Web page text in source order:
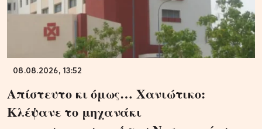
08.08.2026, 13:52
Απίστευτο κι όμως… Χανιώτικο:
Κλέψανε το μηχανάκι